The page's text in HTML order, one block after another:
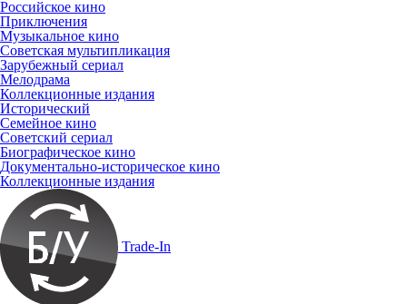
Российское кино
Приключения
Музыкальное кино
Советская мультипликация
Зарубежный сериал
Мелодрама
Коллекционные издания
Исторический
Семейное кино
Советский сериал
Биографическое кино
Документально-историческое кино
Коллекционные издания
Trade-In